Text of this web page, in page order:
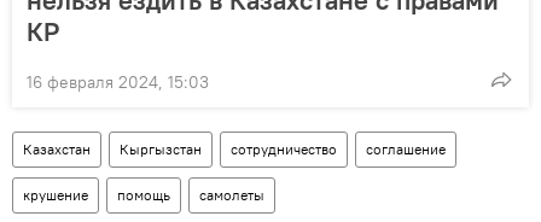
КР
16 февраля 2024, 15:03
Казахстан Кыргызстан сотрудничество соглашение
крушение помощь самолеты